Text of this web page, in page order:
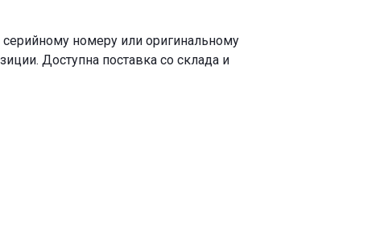
номеру или оригинальному
Доступна поставка со склада и